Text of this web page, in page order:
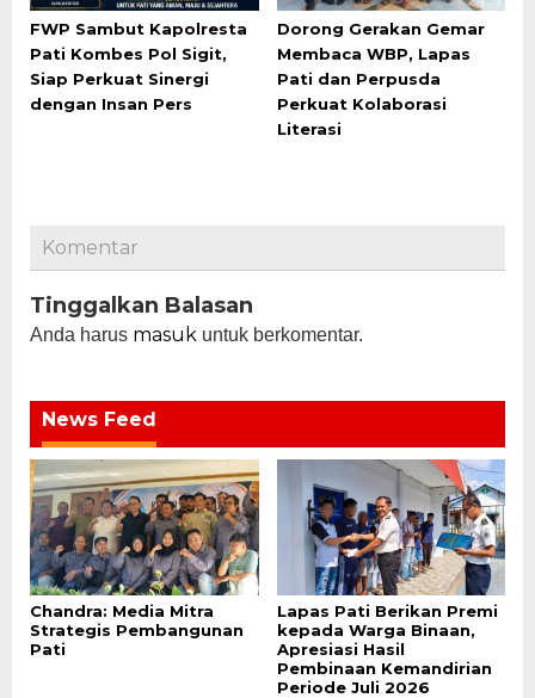
FWP Sambut Kapolresta
Pati Kombes Pol Sigit,
Siap Perkuat Sinergi
dengan Insan Pers
Dorong Gerakan Gemar
Membaca WBP, Lapas
Pati dan Perpusda
Perkuat Kolaborasi
Literasi
Komentar
Tinggalkan Balasan
Anda harus masuk untuk berkomentar.
News Feed
Chandra: Media Mitra
Strategis Pembangunan
Pati
Lapas Pati Berikan Premi
kepada Warga Binaan,
Apresiasi Hasil
Pembinaan Kemandirian
Periode Juli 2026